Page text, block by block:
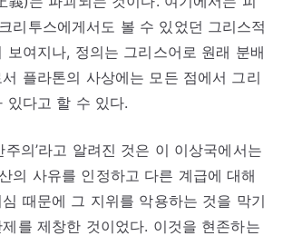
리투스에게서도 볼 수 있었던 그리스적
보여지나, 정의는 그리스어로 원래 분배
플라톤의 사상에는 모든 점에서 그리
있다고 할 수 있다.
주의’라고 알려진 것은 이 이상국에서는
의 사유를 인정하고 다른 계급에 대해
때문에 그 지위를 악용하는 것을 막기
를 제창한 것이었다. 이것을 현존하는